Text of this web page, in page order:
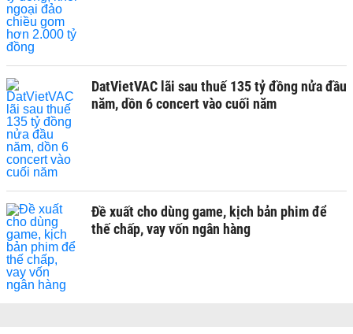
DatVietVAC lãi sau thuế 135 tỷ đồng nửa đầu
năm, dồn 6 concert vào cuối năm
Đề xuất cho dùng game, kịch bản phim để
thế chấp, vay vốn ngân hàng